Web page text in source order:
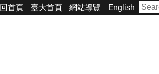
回首頁 臺大首頁 網站導覽 English